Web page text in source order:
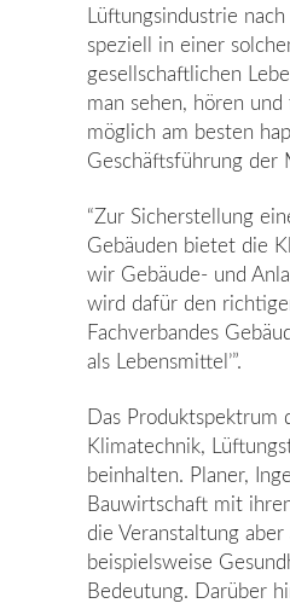
Lüftungsindustrie
speziell in einer
gesellschaftlichen
man sehen, hören
möglich am besten
Geschäftsführung der
“Zur Sicherstellung
Gebäuden bietet die
wir Gebäude- und
wird dafür den
Fachverbandes
als Lebensmittel’”.
Das
Klimatechnik,
beinhalten. Planer,
Bauwirtschaft mit
die Veranstaltung
beispielsweise
Bedeutung. Darüber